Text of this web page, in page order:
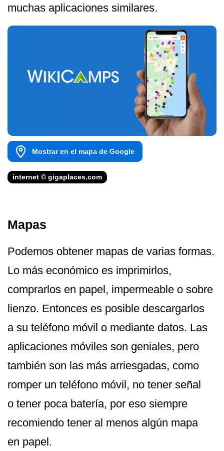
muchas aplicaciones similares.
Mostrar en el mapa de Google
internet © gigaplaces.com
Mapas
Podemos obtener mapas de varias formas.
Lo más económico es imprimirlos,
comprarlos en papel, impermeable o sobre
lienzo. Entonces es posible descargarlos
a su teléfono móvil o mediante datos. Las
aplicaciones móviles son geniales, pero
también son las más arriesgadas, como
romper un teléfono móvil, no tener señal
o tener poca batería, por eso siempre
recomiendo tener al menos algún mapa
en papel.